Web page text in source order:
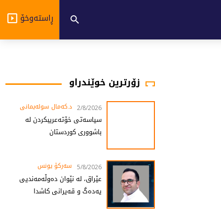
ڕاستەوخۆ
زۆرترین خوێندراو
2/8/2026 د.کەمال سولەیمانی
سیاسەتی خۆتەعریبکردن لە
باشووری کوردستان
5/8/2026 سەرکۆ یونس
عێراق، لە نێوان دەوڵەمەندیی
یەدەگ و قەیرانی کاشدا